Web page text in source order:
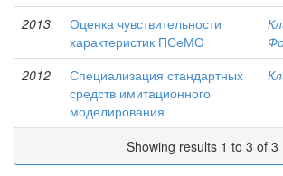
2013
Оценка чувствительности
характеристик ПСеМО
2012
Специализация стандартных
средств имитационного
моделирования
Showing results 1 to 3 of 3